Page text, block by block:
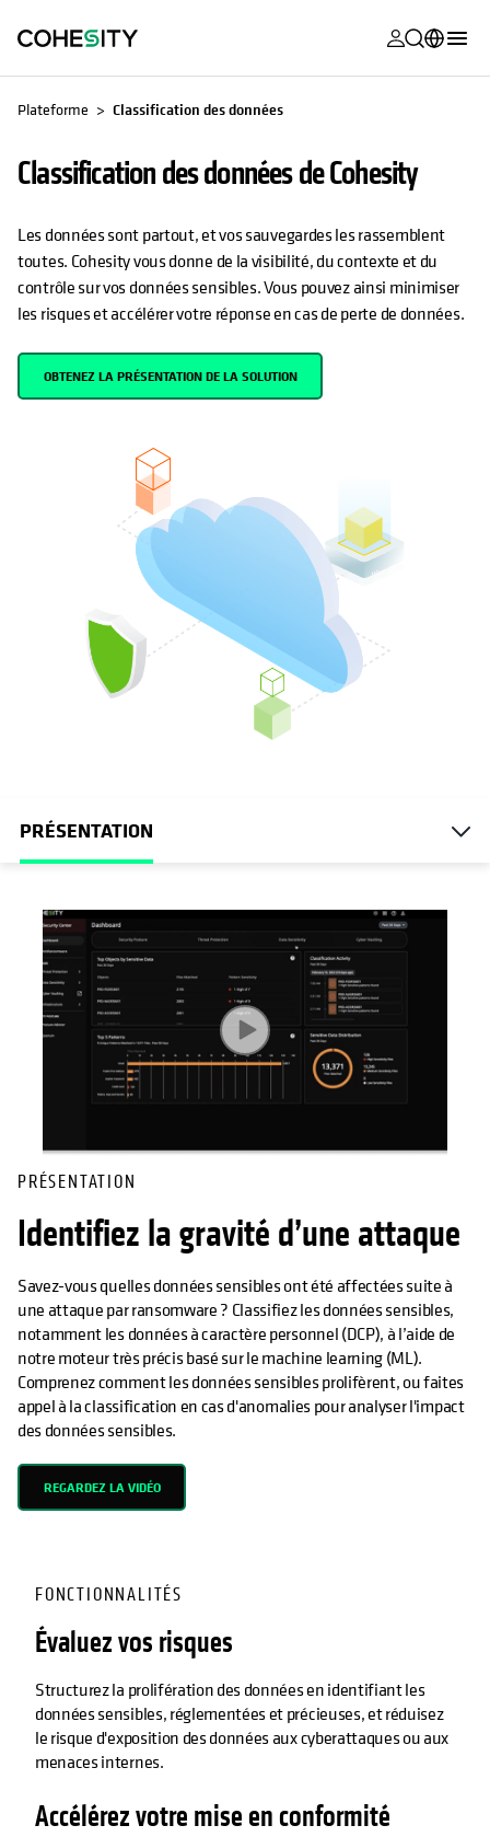
s’ouvre
s’ouvre
Alta
s’ouvre
s’ouvre
produit
s’ouvre
s’ouvre
s’ouvre
s’ouvre
Deutsch (Germany)
日本語 (Japan)
Português (Brazil)
한국어 (South
Plateforme Classification des données
Classification des données de Cohesity
Les données sont partout, et vos sauvegardes les rassemblent
toutes. Cohesity vous donne de la visibilité, du contexte et du
contrôle sur vos données sensibles. Vous pouvez ainsi minimiser
les risques et accélérer votre réponse en cas de perte de données.
OBTENEZ LA PRÉSENTATION DE LA SOLUTION
S’OUVRE DANS UN NOUVEL ONGLET
PRÉSENTATION
PRÉSENTATION
Identifiez la gravité d’une attaque
Savez-vous quelles données sensibles ont été affectées suite à
une attaque par ransomware ? Classifiez les données sensibles,
notamment les données à caractère personnel (DCP), à l’aide de
notre moteur très précis basé sur le machine learning (ML).
Comprenez comment les données sensibles prolifèrent, ou faites
appel à la classification en cas d'anomalies pour analyser l'impact
des données sensibles.
REGARDEZ LA VIDÉO
FONCTIONNALITÉS
Évaluez vos risques
Structurez la prolifération des données en identifiant les
données sensibles, réglementées et précieuses, et réduisez
le risque d'exposition des données aux cyberattaques ou aux
menaces internes.
Accélérez votre mise en conformité